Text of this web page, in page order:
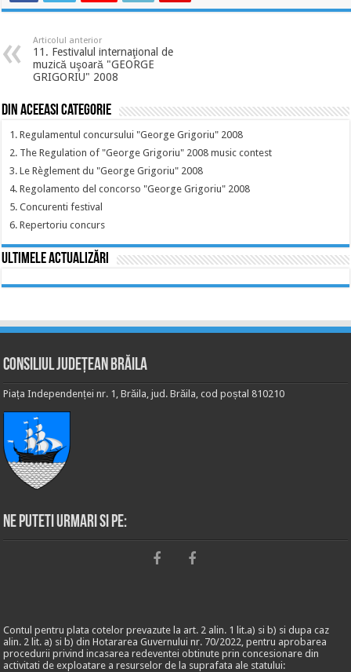
Articolul anterior
11. Festivalul internaţional de
muzică uşoară "GEORGE
GRIGORIU" 2008
Din aceeasi categorie
1. Regulamentul concursului "George Grigoriu" 2008
2. The Regulation of "George Grigoriu" 2008 music contest
3. Le Règlement du "George Grigoriu" 2008
4. Regolamento del concorso "George Grigoriu" 2008
5. Concurenti festival
6. Repertoriu concurs
Ultimele actualizări
Consiliul Județean Brăila
Piața Independenței nr. 1, Brăila, jud. Brăila, cod poștal 810210
Ne puteti urmari si pe:
Contul pentru plata cotelor prevazute la art. 2 alin. 1 lit.a) si b) si dupa caz
alin. 2 lit. a) si b) din Hotararea Guvernului nr. 70/2022, pentru aprobarea
procedurii privind incasarea redeventei obtinute prin concesionare din
activitati de exploatare a resurselor de la suprafata ale statului: